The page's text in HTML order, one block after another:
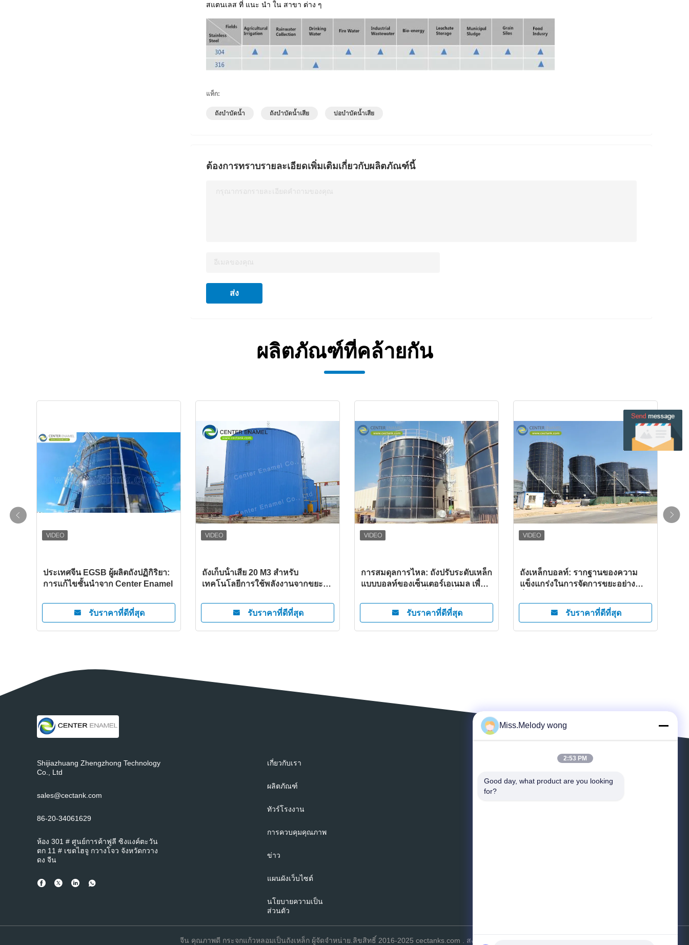
สแตนเลส ที่ แนะ นํา ใน สาขา ต่าง ๆ
แท็ก:
ถังบำบัดน้ำ ถังบำบัดน้ำเสีย บ่อบำบัดน้ำเสีย
ต้องการทราบรายละเอียดเพิ่มเติมเกี่ยวกับผลิตภัณฑ์นี้
กรุณากรอกรายละเอียดคำถามของคุณ
ส่ง
ผลิตภัณฑ์ที่คล้ายกัน
ประเทศจีน EGSB ผู้ผลิตถังปฏิกิริยา:
การแก้ไขชั้นนําจาก Center Enamel
รับราคาที่ดีที่สุด
ถังเก็บน้ําเสีย 20 M3 สําหรับ
เทคโนโลยีการใช้พลังงานจากขยะที่
รับราคาที่ดีที่สุด
การสมดุลการไหล: ถังปรับระดับเหล็ก
แบบบอลท์ของเซ็นเตอร์เอเนมล เพื่อ
รับราคาที่ดีที่สุด
ถังเหล็กบอลท์: รากฐานของความ
แข็งแกร่งในการจัดการขยะอย่าง
รับราคาที่ดีที่สุด
Shijiazhuang Zhengzhong Technology
Co., Ltd
sales@cectank.com
86-20-34061629
ห้อง 301 # ศูนย์การค้าฟูลี ซิงแงค์ตะวัน
ตก 11 # เขตไฮจู กวางโจว จังหวัดกวาง
ดง จีน
เกี่ยวกับเรา
ผลิตภัณฑ์
ทัวร์โรงงาน
การควบคุมคุณภาพ
ข่าว
แผนผังเว็บไซต์
นโยบายความเป็น
ส่วนตัว
จีน คุณภาพดี กระจกแก้วหลอมเป็นถังเหล็ก ผู้จัดจําหน่าย.ลิขสิทธิ์ 2016-2025 cectanks.com . สงวนลิขสิทธิ์.
Miss.Melody wong
2:53 PM
Good day, what product are you looking
for?